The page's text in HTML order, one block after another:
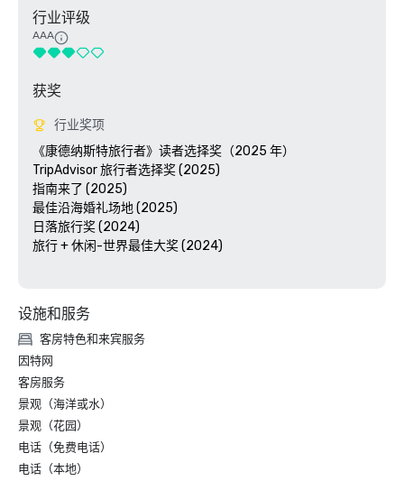
行业评级
AAA
获奖
行业奖项
《康德纳斯特旅行者》读者选择奖（2025 年）
TripAdvisor 旅行者选择奖 (2025)
指南来了 (2025)
最佳沿海婚礼场地 (2025)
日落旅行奖 (2024)
旅行 + 休闲-世界最佳大奖 (2024)
设施和服务
客房特色和来宾服务
因特网
客房服务
景观（海洋或水）
景观（花园）
电话（免费电话）
电话（本地）